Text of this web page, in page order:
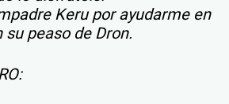
Keru por ayudarme en
peaso de Dron.